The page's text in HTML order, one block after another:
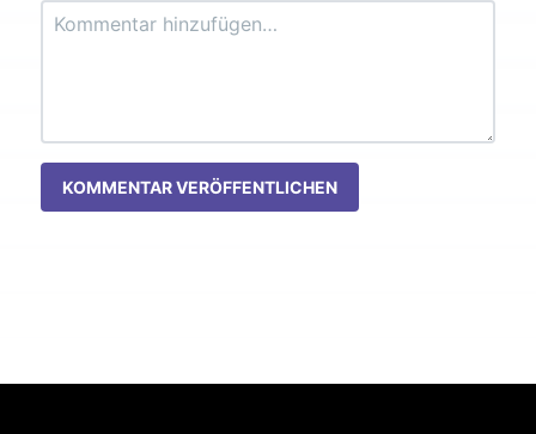
KOMMENTAR VERÖFFENTLICHEN